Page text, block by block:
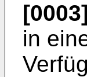
[0003]
in